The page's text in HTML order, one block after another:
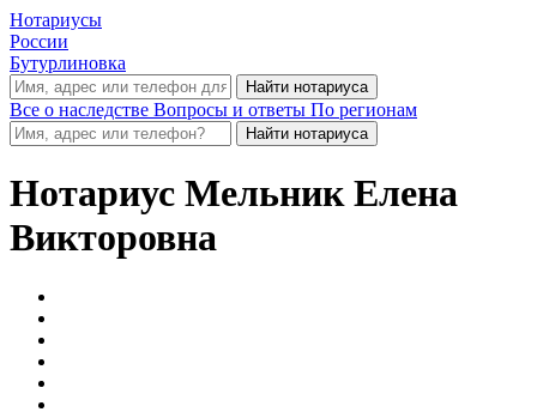
Нотариусы
России
Бутурлиновка
Все о наследстве Вопросы и ответы По регионам
Нотариус Мельник Елена
Викторовна